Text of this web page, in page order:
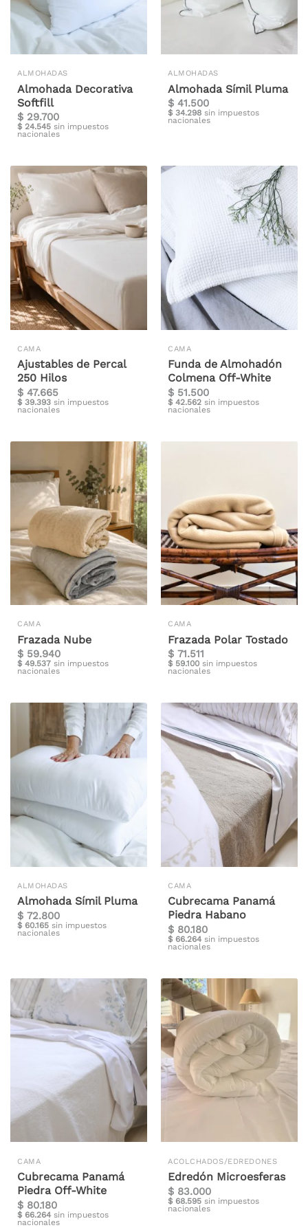
ALMOHADAS
Almohada Decorativa
Softfill
$ 29.700
$ 24.545 sin impuestos
nacionales
ALMOHADAS
Almohada Símil Pluma
$ 41.500
$ 34.298 sin impuestos
nacionales
CAMA
Ajustables de Percal
250 Hilos
$ 47.665
$ 39.393 sin impuestos
nacionales
CAMA
Funda de Almohadón
Colmena Off-White
$ 51.500
$ 42.562 sin impuestos
nacionales
CAMA
Frazada Nube
$ 59.940
$ 49.537 sin impuestos
nacionales
CAMA
Frazada Polar Tostado
$ 71.511
$ 59.100 sin impuestos
nacionales
ALMOHADAS
Almohada Símil Pluma
$ 72.800
$ 60.165 sin impuestos
nacionales
CAMA
Cubrecama Panamá
Piedra Habano
$ 80.180
$ 66.264 sin impuestos
nacionales
CAMA
Cubrecama Panamá
Piedra Off-White
$ 80.180
$ 66.264 sin impuestos
nacionales
ACOLCHADOS/EDREDONES
Edredón Microesferas
$ 83.000
$ 68.595 sin impuestos
nacionales